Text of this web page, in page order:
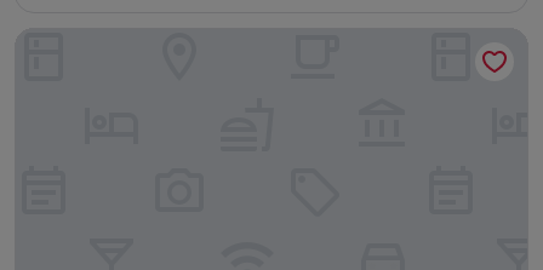
249 €